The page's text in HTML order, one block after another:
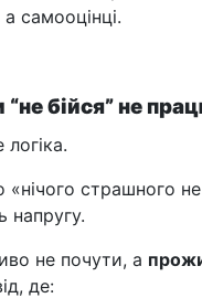
самооцінці.
бійся” не
страшного
напругу.
не почути, а
де: